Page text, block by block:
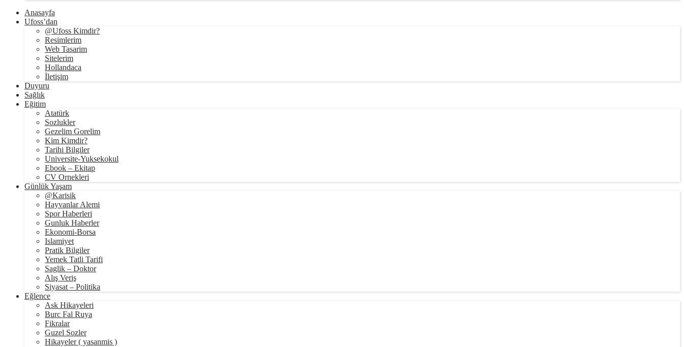
Anasayfa
Ufoss’dan
@Ufoss Kimdir?
Resimlerim
Web Tasarim
Sitelerim
Hollandaca
İletişim
Duyuru
Sağlık
Eğitim
Atatürk
Sozlukler
Gezelim Gorelim
Kim Kimdir?
Tarihi Bilgiler
Universite-Yuksekokul
Ebook – Ekitap
CV Ornekleri
Günlük Yaşam
@Karisik
Hayvanlar Alemi
Spor Haberleri
Gunluk Haberler
Ekonomi-Borsa
Islamiyet
Pratik Bilgiler
Yemek Tatli Tarifi
Saglik – Doktor
Alış Veriş
Siyasat – Politika
Eğlence
Ask Hikayeleri
Burc Fal Ruya
Fikralar
Guzel Sozler
Hikayeler ( yasanmis )